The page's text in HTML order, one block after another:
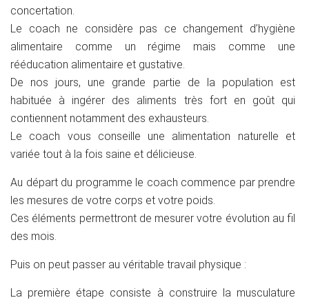
concertation.
Le coach ne considère pas ce changement d’hygiène
alimentaire comme un régime mais comme une
rééducation alimentaire et gustative.
De nos jours, une grande partie de la population est
habituée à ingérer des aliments très fort en goût qui
contiennent notamment des exhausteurs.
Le coach vous conseille une alimentation naturelle et
variée tout à la fois saine et délicieuse.
Au départ du programme le coach commence par prendre
les mesures de votre corps et votre poids.
Ces éléments permettront de mesurer votre évolution au fil
des mois.
Puis on peut passer au véritable travail physique :
La première étape consiste à construire la musculature